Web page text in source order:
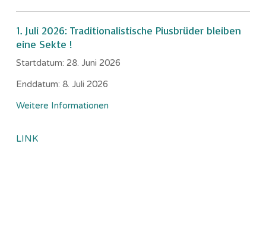
1. Juli 2026: Traditionalistische Piusbrüder bleiben
eine Sekte !
Startdatum: 28. Juni 2026
Enddatum: 8. Juli 2026
Weitere Informationen
LINK